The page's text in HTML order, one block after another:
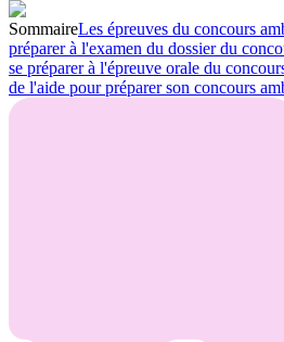
SommaireLes épreuves du concours
préparer à l'examen du dossier du
se préparer à l'épreuve orale du
de l'aide pour préparer son concours